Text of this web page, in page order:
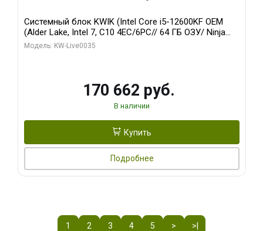
Системный блок KWIK (Intel Core i5-12600KF OEM
(Alder Lake, Intel 7, C10 4EC/6PC// 64 ГБ ОЗУ/ Ninja
Sinotex GTX1650 4GB 128bit GDDR6 DVI DP HDMI 2/
Модель: KW-Live0035
170 662 руб.
В наличии
Купить
Подробнее
1 2 3 4 5 > >|